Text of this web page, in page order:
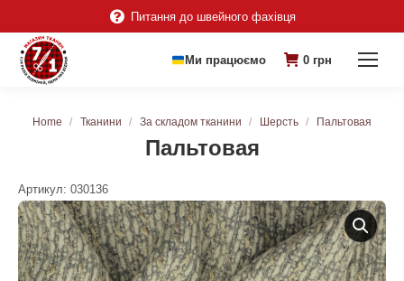
Питання до швейного фахівця
Ми працюємо 0 грн
Пальтовая
You are here:
Home Тканини За складом тканини Шерсть Пальтовая
Артикул: 030136